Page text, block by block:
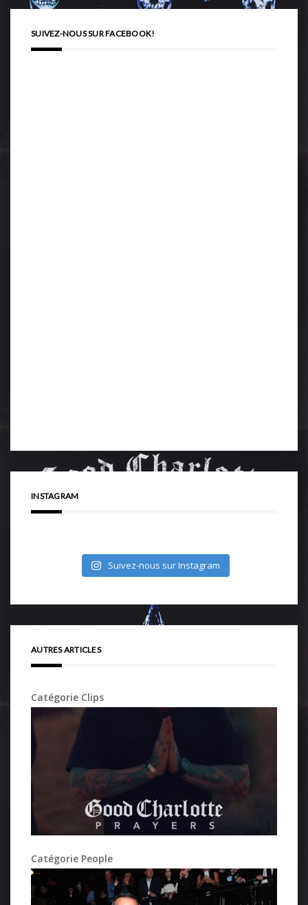
SUIVEZ-NOUS SUR FACEBOOK!
INSTAGRAM
Suivez-nous sur Instagram
AUTRES ARTICLES
Catégorie Clips
Catégorie People